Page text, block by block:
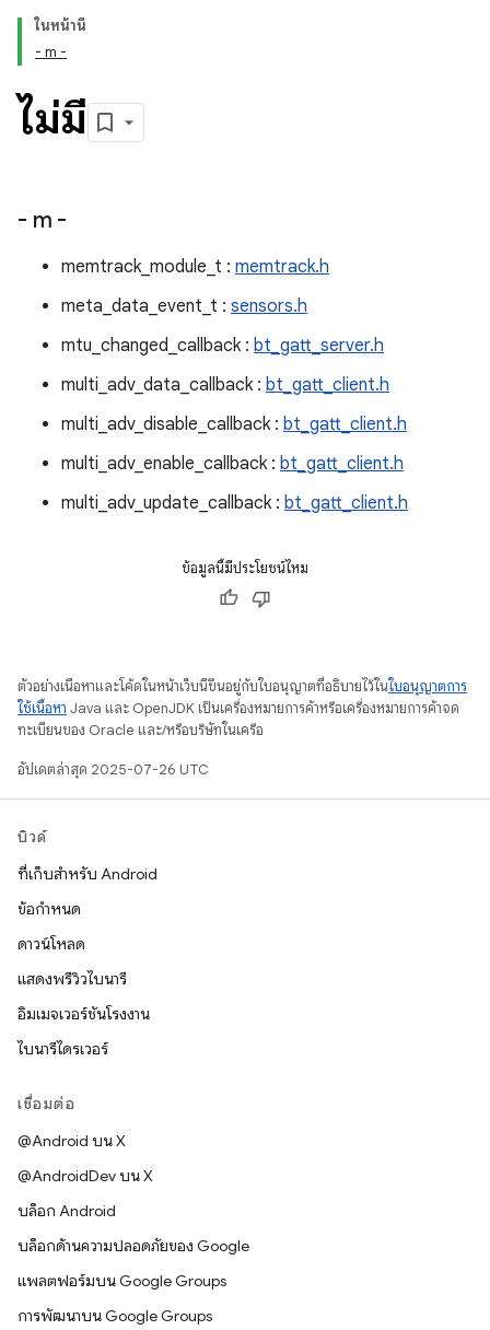
ในหน้านี้
- m -
ไม่มี
- m -
memtrack_module_t : memtrack.h
meta_data_event_t : sensors.h
mtu_changed_callback : bt_gatt_server.h
multi_adv_data_callback : bt_gatt_client.h
multi_adv_disable_callback : bt_gatt_client.h
multi_adv_enable_callback : bt_gatt_client.h
multi_adv_update_callback : bt_gatt_client.h
ข้อมูลนี้มีประโยชน์ไหม
ตัวอย่างเนื้อหาและโค้ดในหน้าเว็บนี้ขึ้นอยู่กับใบอนุญาตที่อธิบายไว้ในใบอนุญาตการ
ใช้เนื้อหา Java และ OpenJDK เป็นเครื่องหมายการค้าหรือเครื่องหมายการค้าจด
ทะเบียนของ Oracle และ/หรือบริษัทในเครือ
อัปเดตล่าสุด 2025-07-26 UTC
บิวด์
ที่เก็บสำหรับ Android
ข้อกำหนด
ดาวน์โหลด
แสดงพรีวิวไบนารี
อิมเมจเวอร์ชันโรงงาน
ไบนารีไดรเวอร์
เชื่อมต่อ
@Android บน X
@AndroidDev บน X
บล็อก Android
บล็อกด้านความปลอดภัยของ Google
แพลตฟอร์มบน Google Groups
การพัฒนาบน Google Groups